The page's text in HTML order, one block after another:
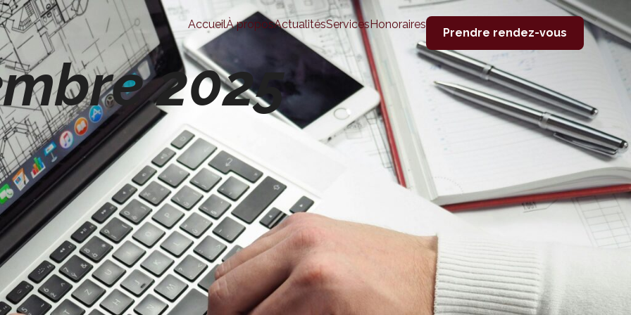
AccueilÀ proposActualitésServicesHonoraires
Prendre rendez-vous
2025